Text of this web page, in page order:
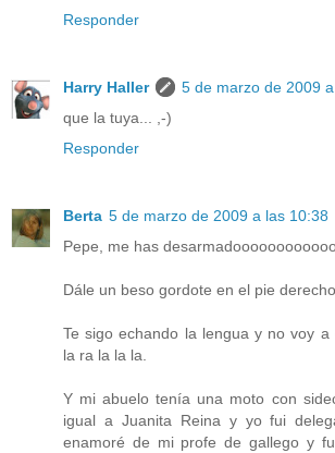
Responder
Harry Haller
5 de marzo de 2009
que la tuya... ,-)
Responder
Berta 5 de marzo de 2009 a las 10:38
Pepe, me has
Dále un beso gordote en el pie
Te sigo echando la lengua y no voy a
la ra la la la.
Y mi abuelo tenía una moto con
igual a Juanita Reina y yo fui
enamoré de mi profe de gallego y